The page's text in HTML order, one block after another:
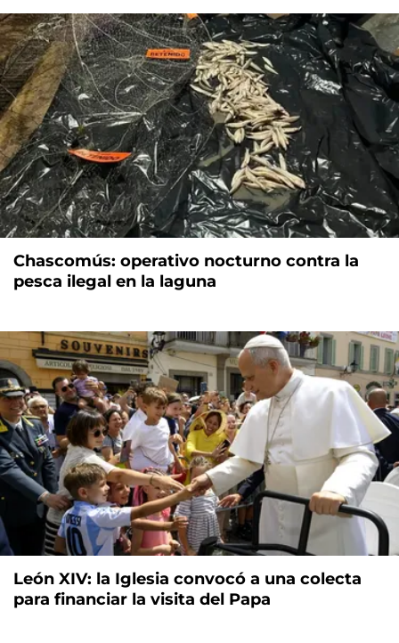
Chascomús: operativo nocturno contra la
pesca ilegal en la laguna
León XIV: la Iglesia convocó a una colecta
para financiar la visita del Papa